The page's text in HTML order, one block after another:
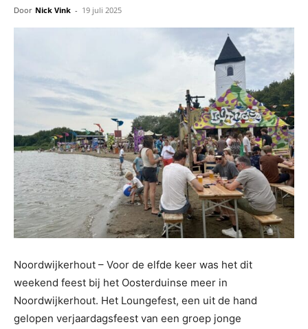
Door Nick Vink - 19 juli 2025
Noordwijkerhout – Voor de elfde keer was het dit
weekend feest bij het Oosterduinse meer in
Noordwijkerhout. Het Loungefest, een uit de hand
gelopen verjaardagsfeest van een groep jonge